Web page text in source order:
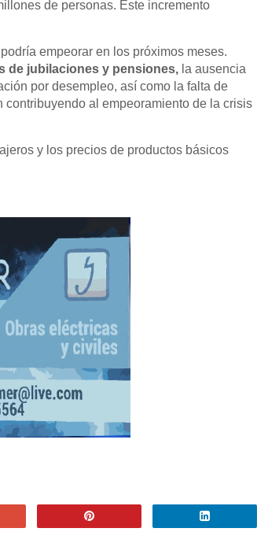
de personas. Este incremento
empeorar en los próximos meses.
de jubilaciones y pensiones, la ausencia
por desempleo, así como la falta de
al empeoramiento de la crisis
y los precios de productos básicos